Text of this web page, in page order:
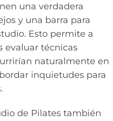
una verdadera
y una barra para
Esto permite a
evaluar técnicas
naturalmente en
inquietudes para
de Pilates también